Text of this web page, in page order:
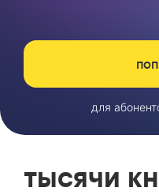
для
тысячи